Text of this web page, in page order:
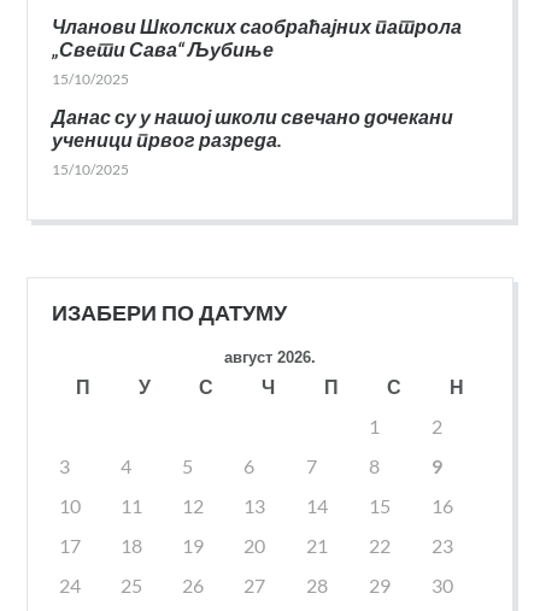
Чланови Школских саобраћајних патрола
„Свети Сава“ Љубиње
15/10/2025
Данас су у нашој школи свечано дочекани
ученици првог разреда.
15/10/2025
ИЗАБЕРИ ПО ДАТУМУ
август 2026.
П У С Ч П С
Н
1
2
3
4 5 6 7 8
9
10
11 12 13 14 15
16
17
18 19 20 21 22
23
24
25 26 27 28 29
30